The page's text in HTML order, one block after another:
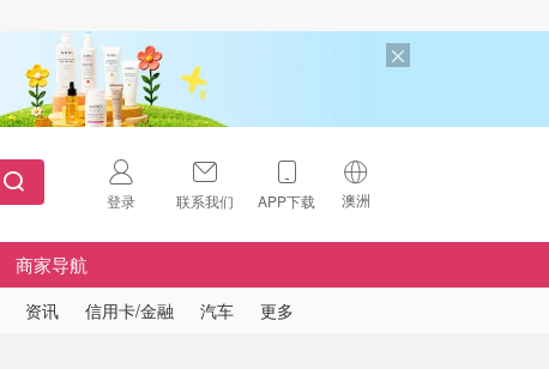
登录 联系我们 APP下载 澳洲
🇺🇸
🇨🇳中国
商家导航
资讯 信用卡/金融 汽车 更多